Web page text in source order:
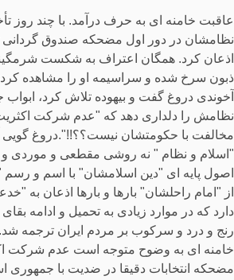
عاقبت خامنه ای به حرف درآمد. با چند روز
نظامشان در دور اول مضحکه صندوق گردانی
اذعان کرد. همگان اعتراف به شکست
ذبون سرخ شده و سراسیمه او را مشاهده
آخوندی دروغ گفت و بیهوده تلاش کرد،
نظامش را دلداری دهد که "عدم شرکت
مخالفت با حکومتشان نیست؟؟!!".دروغ گویی
"اسلام و نظام " نه روشی مقطعی و موردی و
اصول پایه ای "دین اسلامشان" با اسم و
از "امام راحلشان" بارها و بارها اذعان به
دارد که در موارد زیادی به تحمیل و ادامه
رنج و درد و سرکوب بر مردم ایران ترجمه شد.
خامنه ای به وضوح متوجه است عدم شرکت
مضحکه انتخابات دقیقا در ضدیت با